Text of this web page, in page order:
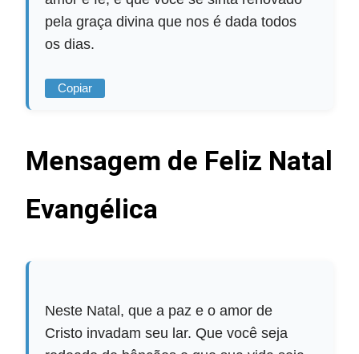
pela graça divina que nos é dada todos
os dias.
Copiar
Mensagem de Feliz Natal
Evangélica
Neste Natal, que a paz e o amor de
Cristo invadam seu lar. Que você seja